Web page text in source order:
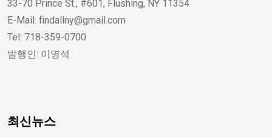
33-70 Prince St., #601, Flushing, NY 11354
E-Mail: findallny@gmail.com
Tel: 718-359-0700
발행인: 이명석
최신뉴스